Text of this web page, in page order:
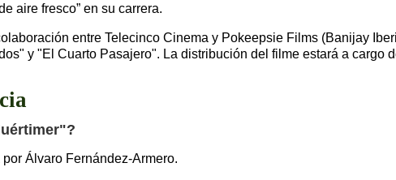
aire fresco” en su carrera.
entre Telecinco Cinema y Pokeepsie Films (Banijay
y "El Cuarto Pasajero". La distribución del filme estará a cargo
Álvaro Fernández-Armero.